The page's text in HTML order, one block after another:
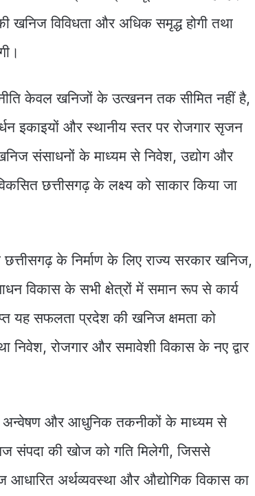
खनिज विविधता और अधिक समृद्ध होगी तथा
केवल खनिजों के उत्खनन तक सीमित नहीं है,
इकाइयों और स्थानीय स्तर पर रोजगार सृजन
संसाधनों के माध्यम से निवेश, उद्योग और
छत्तीसगढ़ के लक्ष्य को साकार किया जा
के निर्माण के लिए राज्य सरकार खनिज,
विकास के सभी क्षेत्रों में समान रूप से कार्य
यह सफलता प्रदेश की खनिज क्षमता को
निवेश, रोजगार और समावेशी विकास के नए द्वार
अन्वेषण और आधुनिक तकनीकों के माध्यम से
संपदा की खोज को गति मिलेगी, जिससे
आधारित अर्थव्यवस्था और औद्योगिक विकास का